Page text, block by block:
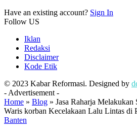
Have an existing account? Sign In
Follow US
Iklan
Redaksi
Disclaimer
Kode Etik
© 2023 Kabar Reformasi. Designed by
- Advertisement -
Home » Blog » Jasa Raharja
Waris korban Kecelakaan Lalu Lintas di
Banten